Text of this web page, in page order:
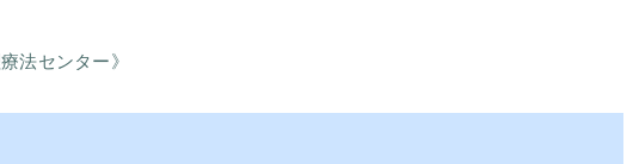
法センター》